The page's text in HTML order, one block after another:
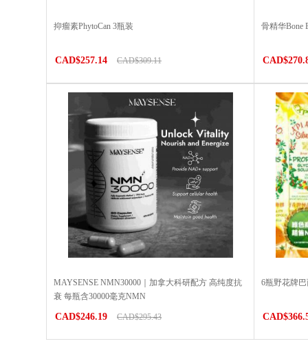
抑瘤素PhytoCan 3瓶装
CAD$257.14 CAD$309.11
骨精华Bone
MAYSENSE NMN30000｜加拿大科研配方 高纯度抗
衰 每瓶含30000毫克NMN
CAD$246.19 CAD$295.43
6瓶野花牌